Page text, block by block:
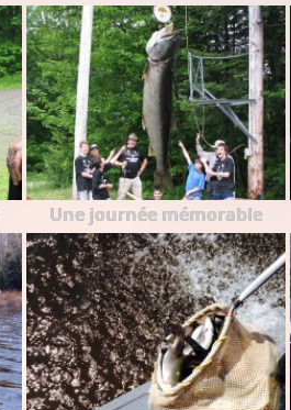
Une journée mémorable